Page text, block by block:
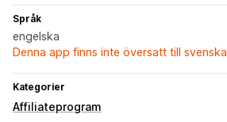
Språk
engelska
Denna app finns inte översatt till svenska
Kategorier
Affiliateprogram